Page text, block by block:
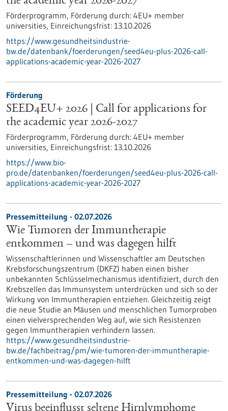
Förderprogramm, Förderung durch: 4EU+ member
universities, Einreichungsfrist: 13.10.2026
https://www.gesundheitsindustrie-
bw.de/datenbank/foerderungen/seed4eu-plus-2026-call-
applications-academic-year-2026-2027
Förderung
SEED4EU+ 2026 | Call for applications for
the academic year 2026-2027
Förderprogramm, Förderung durch: 4EU+ member
universities, Einreichungsfrist: 13.10.2026
https://www.bio-
pro.de/datenbanken/foerderungen/seed4eu-plus-2026-call-
applications-academic-year-2026-2027
Pressemitteilung - 02.07.2026
Wie Tumoren der Immuntherapie
entkommen – und was dagegen hilft
Wissenschaftlerinnen und Wissenschaftler am Deutschen
Krebsforschungszentrum (DKFZ) haben einen bisher
unbekannten Schlüsselmechanismus identifiziert, durch den
Krebszellen das Immunsystem unterdrücken und sich so der
Wirkung von Immuntherapien entziehen. Gleichzeitig zeigt
die neue Studie an Mäusen und menschlichen Tumorproben
einen vielversprechenden Weg auf, wie sich Resistenzen
gegen Immuntherapien verhindern lassen.
https://www.gesundheitsindustrie-
bw.de/fachbeitrag/pm/wie-tumoren-der-immuntherapie-
entkommen-und-was-dagegen-hilft
Pressemitteilung - 02.07.2026
Virus beeinflusst seltene Hirnlymphome